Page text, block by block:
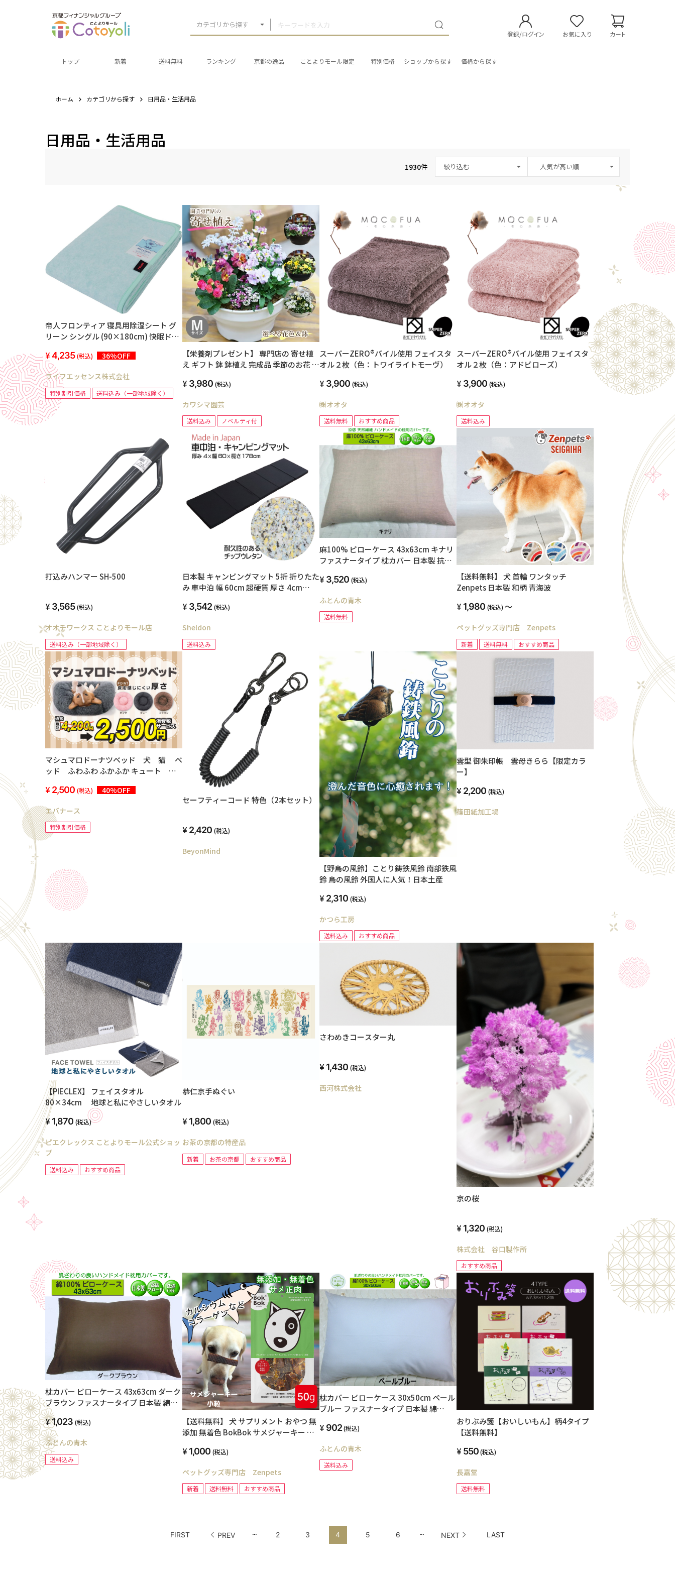
カテゴリから探す
登録/ログイン お気に入り カート
トップ 新着 送料無料 ランキング 京都の逸品 ことよりモール限定 特別価格 ショップから探す 価格から探す
ホーム カテゴリから探す 日用品・生活用品
日用品・生活用品
1930件 絞り込む
帝人フロンティア 寝具用除湿シート グ
リーン シングル (90×180cm) 快眠ドラ
シス4,235 (税込) 36%OFF
ライフエッセンス株式会社
特別割引価格 送料込み（一部地域除く）
【栄養剤プレゼント】 専門店の 寄せ植
え ギフト 鉢 鉢植え 完成品 季節のお花 セ
贈り物 玄関先 ベランダ 店舗前 お手頃 お
苗 パンジー ビオラ 春の花 冬の花 メッセ
ージカード ガーデニング
3,980 (税込)
カワシマ園芸
送料込み ノベルティ付
スーパーZERO®パイル使用 フェイスタ
オル２枚（色：トワイライトモーヴ）
3,900 (税込)
㈱オオタ
送料無料 おすすめ商品
スーパーZERO®パイル使用 フェイスタ
オル２枚（色：アドビローズ）
3,900 (税込)
㈱オオタ
送料込み
打込みハンマー SH-500
3,565 (税込)
オオチワークス ことよりモール店
送料込み（一部地域除く）
日本製 キャンピングマット 5折 折りたた
み 車中泊 幅 60cm 超硬質 厚さ 4cm
タン アウトドア キャンプ コンパクト 洗
ック用 敷布団 車 トラック 布団 防災 腰痛
腰らく チップ マット
3,542 (税込)
Sheldon
送料込み
麻100% ピローケース 43x63cm キナリ
ファスナータイプ 枕カバー 日本製 抗
ネン/ラミー 夏におすすめ linen 小さい
ド ネコポス送料無料
3,520 (税込)
ふとんの青木
送料無料
【送料無料】 犬 首輪 ワンタッチ
Zenpets 日本製 和柄 青海波
1,980 (税込) ～
ペットグッズ専門店 Zenpets
新着 送料無料 おすすめ商品
マシュマロドーナツベッド 犬 猫 ベ
ッド ふわふわ ふかふか キュート 可
2,500 (税込) 40%OFF
エバナース
特別割引価格
セーフティーコード 特色（2本セット）
2,420 (税込)
BeyonMind
【野鳥の風鈴】ことり鋳鉄風鈴 南部鉄風
鈴 鳥の風鈴 外国人に人気！日本土産
2,310 (税込)
かつら工房
送料込み おすすめ商品
雲型 御朱印帳 雲母きらら【限定カラ
ー】
2,200 (税込)
篠田紙加工場
【PIECLEX】 フェイスタオル
80×34cm 地球と私にやさしいタオル
1,870 (税込)
ピエクレックス ことよりモール公式ショッ
プ
送料込み おすすめ商品
恭仁京手ぬぐい
1,800 (税込)
お茶の京都の特産品
新着 お茶の京都 おすすめ商品
さわめきコースター丸
1,430 (税込)
西河株式会社
京の桜
1,320 (税込)
株式会社 谷口製作所
おすすめ商品
枕カバー ピローケース 43x63cm ダーク
ブラウン ファスナータイプ 日本製 綿
100% オールシーズン 高級ブロード
SWING COLOR 標準サイズ 国産生地 洗
える ウォッシャブル まくらかばー マク
ラカバー オリジナル ハンドメイド
1,023 (税込)
ふとんの青木
送料込み
【送料無料】 犬 サプリメント おやつ 無
添加 無着色 BokBok サメジャーキー 小
康 ボクボク
1,000 (税込)
ペットグッズ専門店 Zenpets
新着 送料無料 おすすめ商品
枕カバー ピローケース 30x50cm ペール
ブルー ファスナータイプ 日本製 綿
SWING COLOR 小さいサイズ そば枕等に
かばー マクラカバー オリジナル ハンド
メイド
902(税込)
ふとんの青木
送料込み
おりぶみ箋【おいしいもん】柄4タイプ
【送料無料】
550(税込)
長嘉堂
送料無料
FIRST PREV ... 2 3 4 5 6 ... NEXT LAST